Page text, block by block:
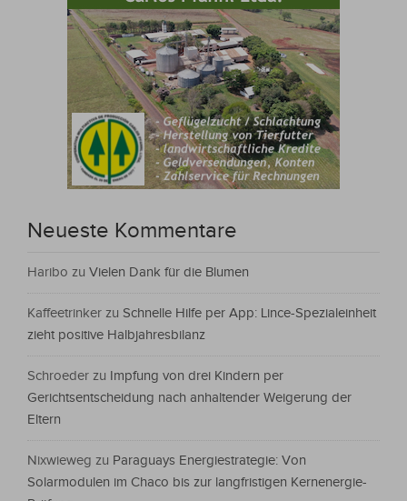
Neueste Kommentare
Haribo zu Vielen Dank für die Blumen
Kaffeetrinker zu Schnelle Hilfe per App: Lince-Spezialeinheit
zieht positive Halbjahresbilanz
Schroeder zu Impfung von drei Kindern per
Gerichtsentscheidung nach anhaltender Weigerung der
Eltern
Nixwieweg zu Paraguays Energiestrategie: Von
Solarmodulen im Chaco bis zur langfristigen Kernenergie-